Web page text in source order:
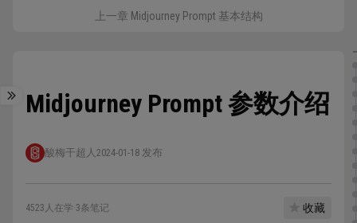
上一章 Midjourney Prompt 基本结构
Midjourney Prompt 参数介绍
酸梅干超人 2024-01-18 发布
4523人在学·3条笔记 收藏